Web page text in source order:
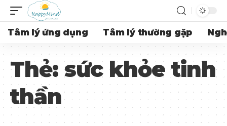
Tâm lý ứng dụng Tâm lý thường gặp
Thẻ:sức khỏe tinh
thần